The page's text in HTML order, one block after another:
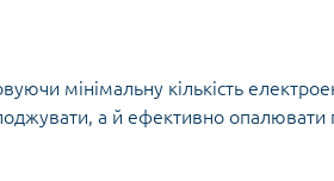
мінімальну кількість
а й ефективно